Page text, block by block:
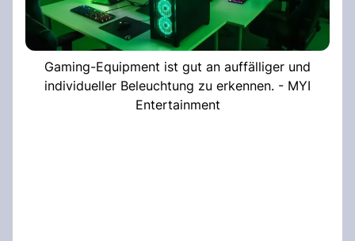
Gaming-Equipment ist gut an auffälliger und
individueller Beleuchtung zu erkennen. - MYI
Entertainment